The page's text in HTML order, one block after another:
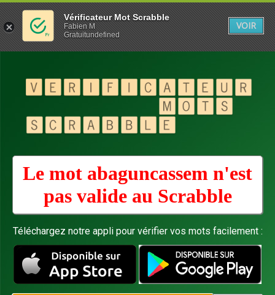
Le mot abaguncassem n'est
pas valide au Scrabble
Téléchargez notre appli pour vérifier vos mots facilement :
Vérificateur Mot Scrabble
Fabien M
Gratuitundefined
VOIR